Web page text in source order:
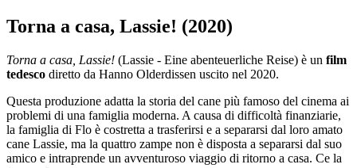
Torna a casa, Lassie! (2020)
Torna a casa, Lassie! (Lassie - Eine abenteuerliche Reise) è un film
tedesco diretto da Hanno Olderdissen uscito nel 2020.
Questa produzione adatta la storia del cane più famoso del cinema ai
problemi di una famiglia moderna. A causa di difficoltà finanziarie,
la famiglia di Flo è costretta a trasferirsi e a separarsi dal loro amato
cane Lassie, ma la quattro zampe non è disposta a separarsi dal suo
amico e intraprende un avventuroso viaggio di ritorno a casa. Ce la